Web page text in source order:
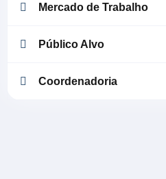
Mercado de Trabalho
Público Alvo
Coordenadoria